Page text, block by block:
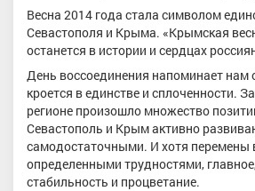
Весна 2014 года стала символом
Севастополя и Крыма. «Крымская
останется в истории и сердцах
День воссоединения напоминает нам
кроется в единстве и сплоченности.
регионе произошло множество
Севастополь и Крым активно
самодостаточными. И хотя перемены
определенными трудностями,
стабильность и процветание.